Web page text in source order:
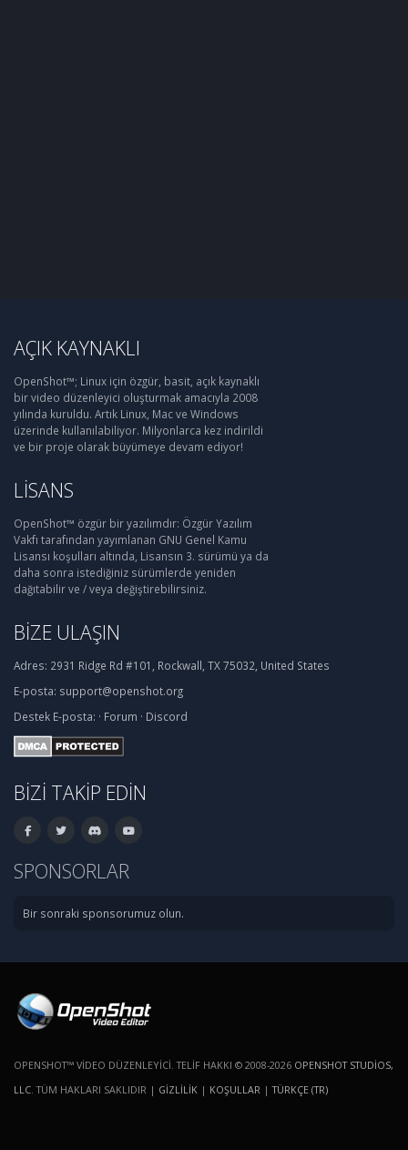
AÇIK KAYNAKLI
OpenShot™; Linux için özgür, basit, açık kaynaklı
bir video düzenleyici oluşturmak amacıyla 2008
yılında kuruldu. Artık Linux, Mac ve Windows
üzerinde kullanılabiliyor. Milyonlarca kez indirildi
ve bir proje olarak büyümeye devam ediyor!
LISANS
OpenShot™ özgür bir yazılımdır: Özgür Yazılım
Vakfı tarafından yayımlanan GNU Genel Kamu
Lisansı koşulları altında, Lisansın 3. sürümü ya da
daha sonra istediğiniz sürümlerde yeniden
dağıtabilir ve / veya değiştirebilirsiniz.
BIZE ULAŞIN
Adres: 2931 Ridge Rd #101, Rockwall, TX 75032, United States
E-posta: support@openshot.org
Destek E-posta: · Forum · Discord
BIZI TAKIP EDIN
SPONSORLAR
Bir sonraki sponsorumuz olun.
OPENSHOT™ VIDEO DÜZENLEYICI. TELIF HAKKI © 2008-2026 OPENSHOT STUDIOS,
LLC . TÜM HAKLARI SAKLIDIR | GIZLILIK | KOŞULLAR |TÜRKÇE (TR)